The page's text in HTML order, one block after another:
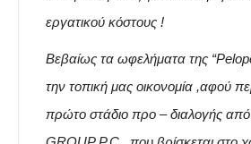
εργατικού κόστους !
Βεβαίως τα ωφελήματα της
την τοπική μας οικονομία ,αφού
πρώτο στάδιο προ – διαλογής